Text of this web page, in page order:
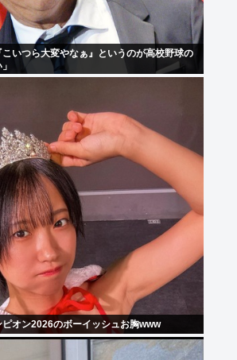
いつら大変やなぁ』というのが高校野球の
ピオン2026のボーイッシュお胸www